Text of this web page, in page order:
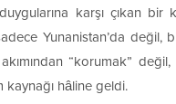
karşı çıkan bir
Yunanistan’da
akımından “korumak”
hâline geldi.